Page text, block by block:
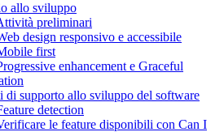
allo sviluppo
preliminari
design responsivo e accessibile
first
enhancement e Graceful
di supporto allo sviluppo del software
detection
le feature disponibili con Can I